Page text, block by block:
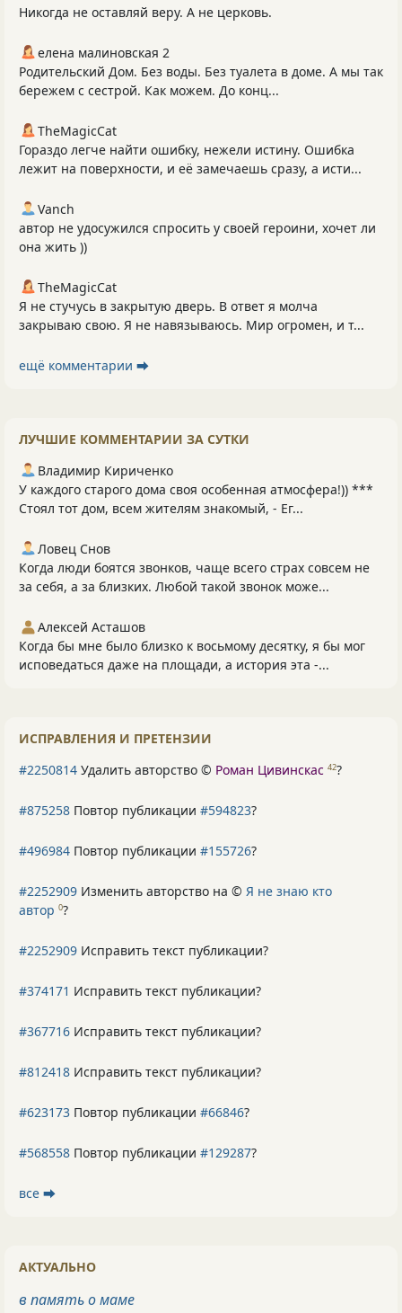
Никогда не оставляй веру. А не церковь.
елена малиновская 2
Родительский Дом. Без воды. Без туалета в доме. А мы так
бережем с сестрой. Как можем. До конц...
TheMagicCat
Гораздо легче найти ошибку, нежели истину. Ошибка
лежит на поверхности, и её замечаешь сразу, а исти...
Vanch
автор не удосужился спросить у своей героини, хочет ли
она жить ))
TheMagicCat
Я не стучусь в закрытую дверь. В ответ я молча
закрываю свою. Я не навязываюсь. Мир огромен, и т...
ещё комментарии ⮕
ЛУЧШИЕ КОММЕНТАРИИ ЗА СУТКИ
Владимир Кириченко
У каждого старого дома своя особенная атмосфера!)) ***
Стоял тот дом, всем жителям знакомый, - Ег...
Ловец Снов
Когда люди боятся звонков, чаще всего страх совсем не
за себя, а за близких. Любой такой звонок може...
Алексей Асташов
Когда бы мне было близко к восьмому десятку, я бы мог
исповедаться даже на площади, а история эта -...
ИСПРАВЛЕНИЯ И ПРЕТЕНЗИИ
#2250814 Удалить авторство © Роман Цивинскас 42?
#875258 Повтор публикации #594823?
#496984 Повтор публикации #155726?
#2252909 Изменить авторство на © Я не знаю кто
автор 0?
#2252909 Исправить текст публикации?
#374171 Исправить текст публикации?
#367716 Исправить текст публикации?
#812418 Исправить текст публикации?
#623173 Повтор публикации #66846?
#568558 Повтор публикации #129287?
все ⮕
АКТУАЛЬНО
в память о маме